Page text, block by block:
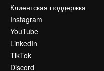
Клиентская поддержка
Instagram
YouTube
LinkedIn
TikTok
Discord